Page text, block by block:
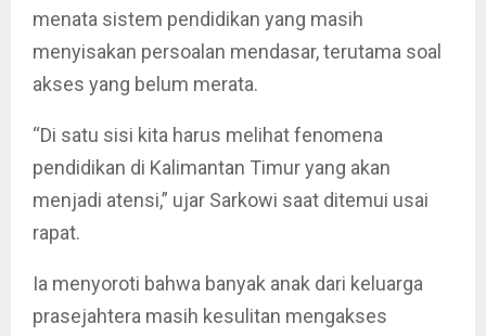
menata sistem pendidikan yang masih
menyisakan persoalan mendasar, terutama soal
akses yang belum merata.
“Di satu sisi kita harus melihat fenomena
pendidikan di Kalimantan Timur yang akan
menjadi atensi,” ujar Sarkowi saat ditemui usai
rapat.
Ia menyoroti bahwa banyak anak dari keluarga
prasejahtera masih kesulitan mengakses